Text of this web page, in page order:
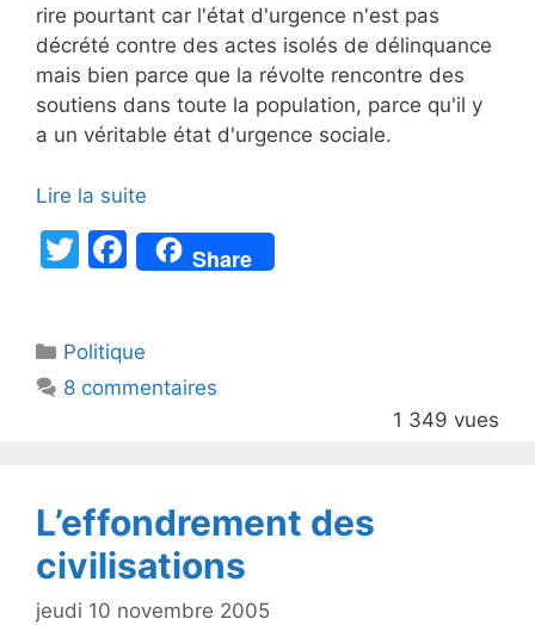
rire pourtant car l'état d'urgence n'est pas
décrété contre des actes isolés de délinquance
mais bien parce que la révolte rencontre des
soutiens dans toute la population, parce qu'il y
a un véritable état d'urgence sociale.
Lire la suite
T
er
F
a
e
b
k
Share
Catégories
Politique
8 commentaires
1 349 vues
L’effondrement des
civilisations
jeudi 10 novembre 2005